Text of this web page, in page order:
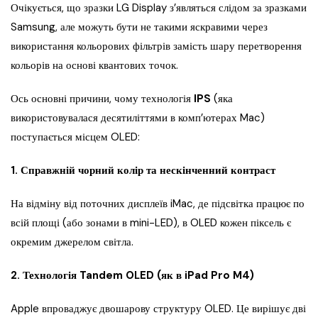
Очікується, що зразки LG Display з’являться слідом за зразками
Samsung, але можуть бути не такими яскравими через
використання кольорових фільтрів замість шару перетворення
кольорів на основі квантових точок.
Ось основні причини, чому технологія IPS (яка
використовувалася десятиліттями в комп’ютерах Mac)
поступається місцем OLED:
1. Справжній чорний колір та нескінченний контраст
На відміну від поточних дисплеїв iMac, де підсвітка працює по
всій площі (або зонами в mini-LED), в OLED кожен піксель є
окремим джерелом світла.
2. Технологія Tandem OLED (як в iPad Pro M4)
Apple впроваджує двошарову структуру OLED. Це вирішує дві